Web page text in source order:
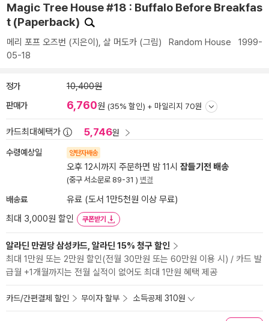
Magic Tree House #18 : Buffalo Before Breakfas
t (Paperback)
메리 포프 오즈번 (지은이), 살 머도카 (그림) Random House 1999-
05-18
정가 10,400원
판매가 6,760원 (35% 할인) + 마일리지 70원
카드최대혜택가 5,746원
수령예상일 양탄자배송
오후 12시까지 주문하면 밤 11시 잠들기전 배송
(중구 서소문로 89-31 ) 변경
배송료
유료 (도서 1만5천원 이상 무료)
최대 3,000원 할인
쿠폰받기
알라딘 만권당 삼성카드, 알라딘 15% 청구 할인
최대 1만원 또는 2만원 할인(전월 30만원 또는 60만원 이용 시) / 카드 발
급월 +1개월까지는 전월 실적이 없어도 최대 1만원 혜택 제공
카드/간편결제 할인 무이자 할부 소득공제 310원